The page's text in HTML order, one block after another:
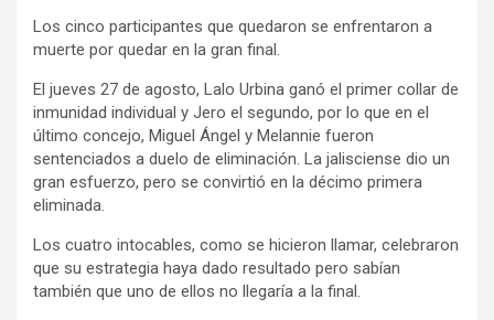
Los cinco participantes que quedaron se enfrentaron a
muerte por quedar en la gran final.
El jueves 27 de agosto, Lalo Urbina ganó el primer collar de
inmunidad individual y Jero el segundo, por lo que en el
último concejo, Miguel Ángel y Melannie fueron
sentenciados a duelo de eliminación. La jalisciense dio un
gran esfuerzo, pero se convirtió en la décimo primera
eliminada.
Los cuatro intocables, como se hicieron llamar, celebraron
que su estrategia haya dado resultado pero sabían
también que uno de ellos no llegaría a la final.